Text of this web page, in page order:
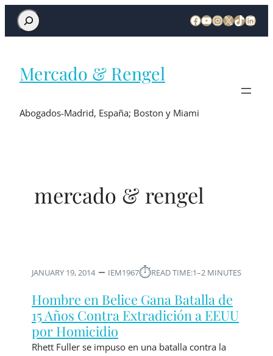
Mercado & Rengel
Abogados-Madrid, España; Boston y Miami
mercado & rengel
JANUARY 19, 2014 IEM1967⏱︎READ TIME:1–2 MINUTES
Hombre en Belice Gana Batalla de
15 Años Contra Extradición a EEUU
por Homicidio
Rhett Fuller se impuso en una batalla contra la